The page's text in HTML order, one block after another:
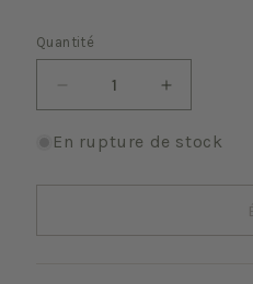
Quantité
Quantité
Réduire
la
quantité
Jaune
Augmenter
la
quantité
Jaune
En rupture de stock